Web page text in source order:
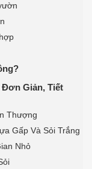
Giản, Tiết
Thượng
Gấp Và Sỏi Trắng
Nhỏ